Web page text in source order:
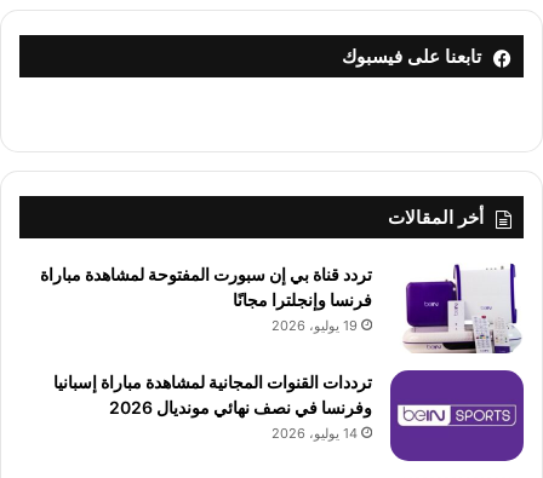
تابعنا على فيسبوك
أخر المقالات
تردد قناة بي إن سبورت المفتوحة لمشاهدة مباراة
فرنسا وإنجلترا مجانًا
19 يوليو، 2026
ترددات القنوات المجانية لمشاهدة مباراة إسبانيا
وفرنسا في نصف نهائي مونديال 2026
14 يوليو، 2026